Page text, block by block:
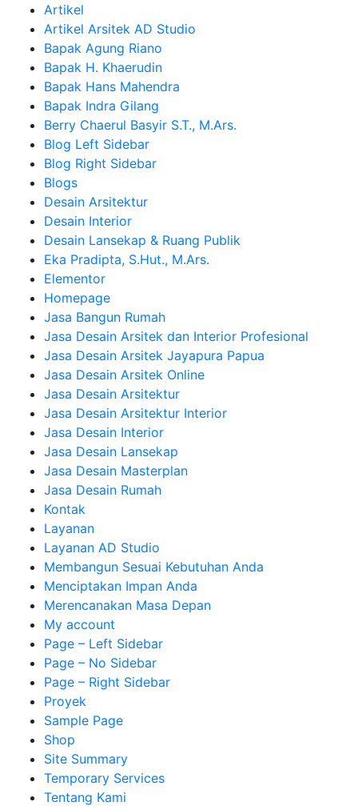
Artikel
Artikel Arsitek AD Studio
Bapak Agung Riano
Bapak H. Khaerudin
Bapak Hans Mahendra
Bapak Indra Gilang
Berry Chaerul Basyir S.T., M.Ars.
Blog Left Sidebar
Blog Right Sidebar
Blogs
Desain Arsitektur
Desain Interior
Desain Lansekap & Ruang Publik
Eka Pradipta, S.Hut., M.Ars.
Elementor
Homepage
Jasa Bangun Rumah
Jasa Desain Arsitek dan Interior Profesional
Jasa Desain Arsitek Jayapura Papua
Jasa Desain Arsitek Online
Jasa Desain Arsitektur
Jasa Desain Arsitektur Interior
Jasa Desain Interior
Jasa Desain Lansekap
Jasa Desain Masterplan
Jasa Desain Rumah
Kontak
Layanan
Layanan AD Studio
Membangun Sesuai Kebutuhan Anda
Menciptakan Impan Anda
Merencanakan Masa Depan
My account
Page – Left Sidebar
Page – No Sidebar
Page – Right Sidebar
Proyek
Sample Page
Shop
Site Summary
Temporary Services
Tentang Kami